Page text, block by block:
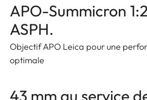
APO-Summicron
ASPH.
Objectif APO Leica pour une
optimale
43 mm au service